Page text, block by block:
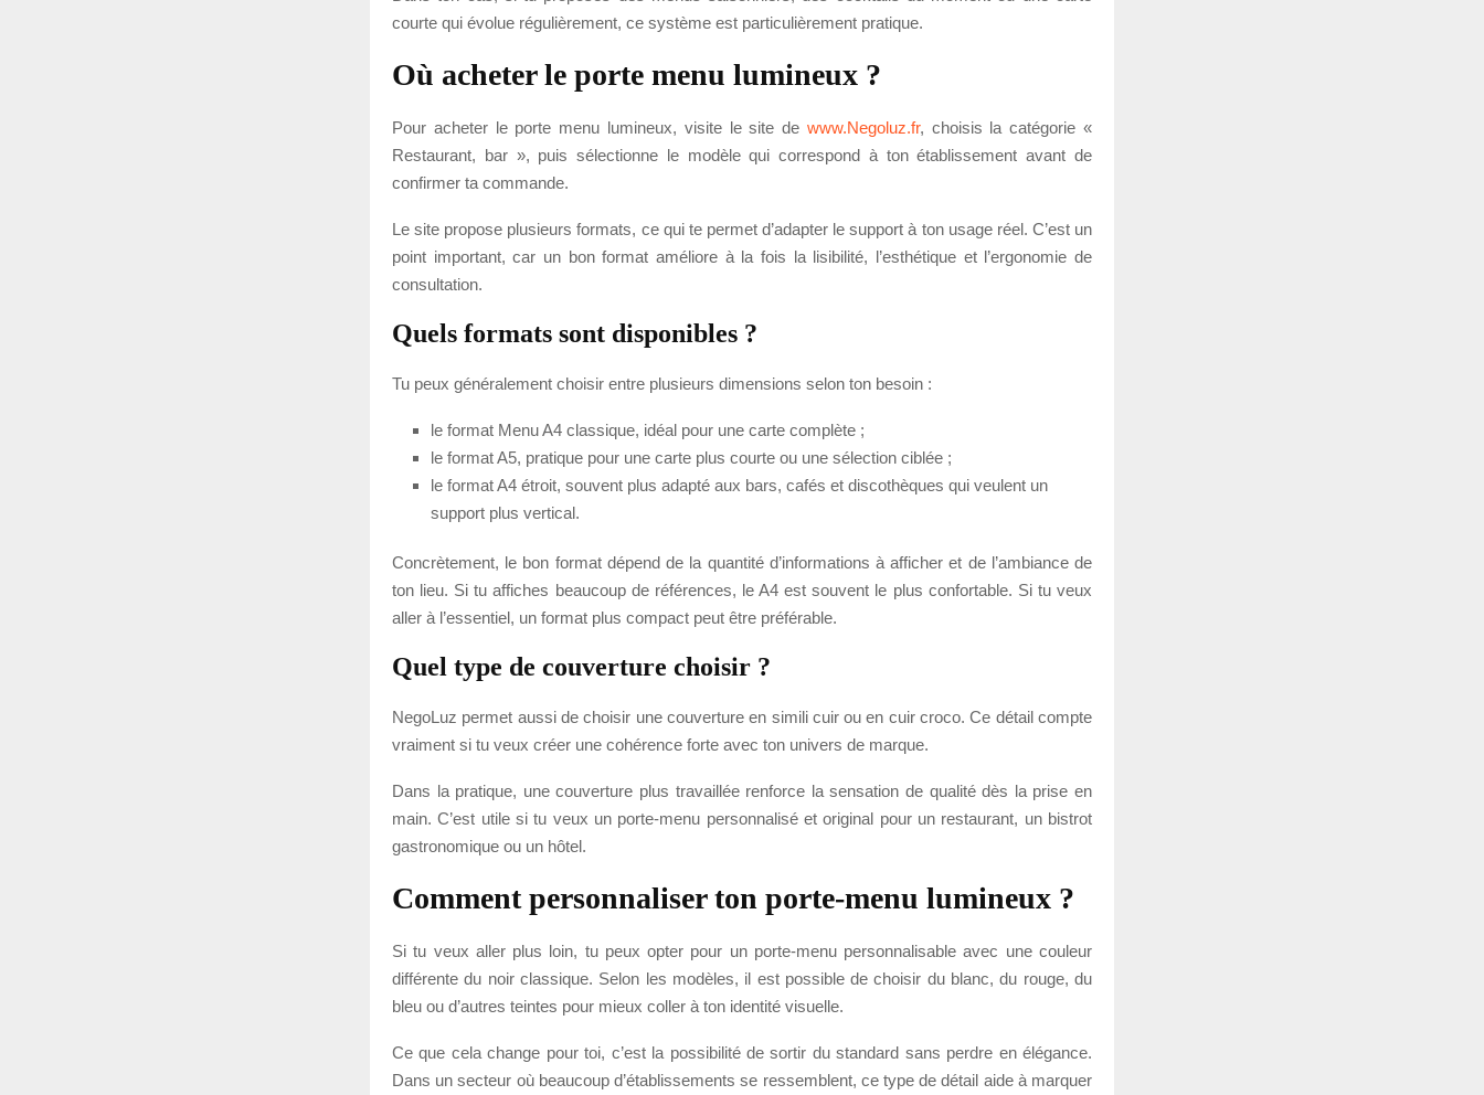
courte qui évolue régulièrement, ce système est particulièrement pratique.
Où acheter le porte menu lumineux ?
Pour acheter le porte menu lumineux, visite le site de www.Negoluz.fr, choisis la catégorie «
Restaurant, bar », puis sélectionne le modèle qui correspond à ton établissement avant de
confirmer ta commande.
Le site propose plusieurs formats, ce qui te permet d’adapter le support à ton usage réel. C’est un
point important, car un bon format améliore à la fois la lisibilité, l’esthétique et l’ergonomie de
consultation.
Quels formats sont disponibles ?
Tu peux généralement choisir entre plusieurs dimensions selon ton besoin :
le format Menu A4 classique, idéal pour une carte complète ;
le format A5, pratique pour une carte plus courte ou une sélection ciblée ;
le format A4 étroit, souvent plus adapté aux bars, cafés et discothèques qui veulent un
support plus vertical.
Concrètement, le bon format dépend de la quantité d’informations à afficher et de l’ambiance de
ton lieu. Si tu affiches beaucoup de références, le A4 est souvent le plus confortable. Si tu veux
aller à l’essentiel, un format plus compact peut être préférable.
Quel type de couverture choisir ?
NegoLuz permet aussi de choisir une couverture en simili cuir ou en cuir croco. Ce détail compte
vraiment si tu veux créer une cohérence forte avec ton univers de marque.
Dans la pratique, une couverture plus travaillée renforce la sensation de qualité dès la prise en
main. C’est utile si tu veux un porte-menu personnalisé et original pour un restaurant, un bistrot
gastronomique ou un hôtel.
Comment personnaliser ton porte-menu lumineux ?
Si tu veux aller plus loin, tu peux opter pour un porte-menu personnalisable avec une couleur
différente du noir classique. Selon les modèles, il est possible de choisir du blanc, du rouge, du
bleu ou d’autres teintes pour mieux coller à ton identité visuelle.
Ce que cela change pour toi, c’est la possibilité de sortir du standard sans perdre en élégance.
Dans un secteur où beaucoup d’établissements se ressemblent, ce type de détail aide à marquer